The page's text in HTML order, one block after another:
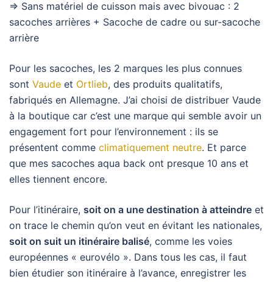
⇒ Sans matériel de cuisson mais avec bivouac : 2
sacoches arrières + Sacoche de cadre ou sur-sacoche
arrière
Pour les sacoches, les 2 marques les plus connues
sont Vaude et Ortlieb, des produits qualitatifs,
fabriqués en Allemagne. J’ai choisi de distribuer Vaude
à la boutique car c’est une marque qui semble avoir un
engagement fort pour l’environnement : ils se
présentent comme climatiquement neutre. Et parce
que mes sacoches aqua back ont presque 10 ans et
elles tiennent encore.
Pour l’itinéraire, soit on a une destination à atteindre et
on trace le chemin qu’on veut en évitant les nationales,
soit on suit un itinéraire balisé, comme les voies
européennes « eurovélo ». Dans tous les cas, il faut
bien étudier son itinéraire à l’avance, enregistrer les